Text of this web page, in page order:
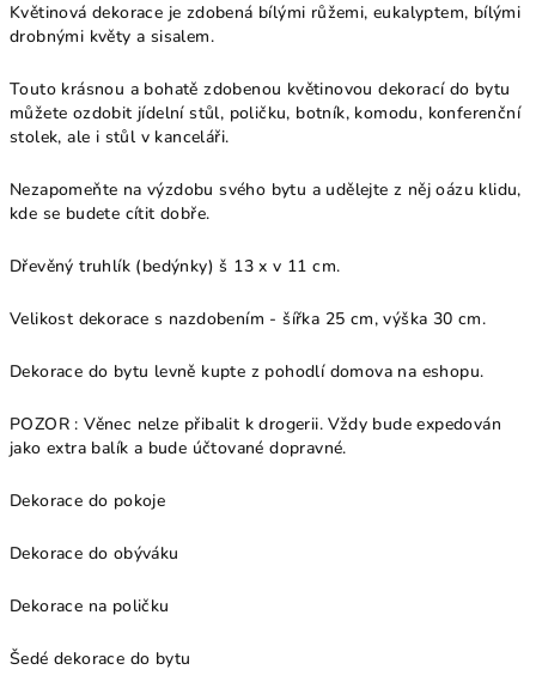
Květinová dekorace je zdobená bílými růžemi, eukalyptem, bílými
drobnými květy a sisalem.
Touto krásnou a bohatě zdobenou květinovou dekorací do bytu
můžete ozdobit jídelní stůl, poličku, botník, komodu, konferenční
stolek, ale i stůl v kanceláři.
Nezapomeňte na výzdobu svého bytu a udělejte z něj oázu klidu,
kde se budete cítit dobře.
Dřevěný truhlík (bedýnky) š 13 x v 11 cm.
Velikost dekorace s nazdobením - šířka 25 cm, výška 30 cm.
Dekorace do bytu levně kupte z pohodlí domova na eshopu.
POZOR : Věnec nelze přibalit k drogerii. Vždy bude expedován
jako extra balík a bude účtované dopravné.
Dekorace do pokoje
Dekorace do obýváku
Dekorace na poličku
Šedé dekorace do bytu